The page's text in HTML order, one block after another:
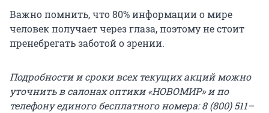
Важно помнить, что 80% информации о мире
человек получает через глаза, поэтому не стоит
пренебрегать заботой о зрении.
Подробности и сроки всех текущих акций можно
уточнить в салонах оптики «НОВОМИР» и по
телефону единого бесплатного номера: 8 (800) 511–